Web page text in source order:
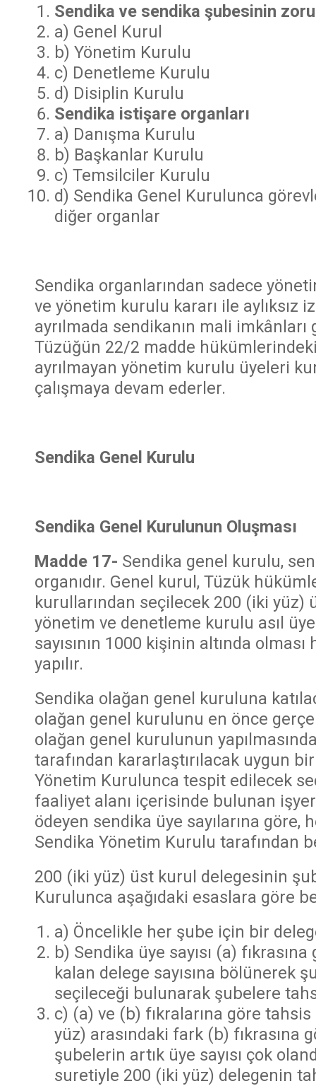
Sendika ve sendika şubesinin
a) Genel Kurul
b) Yönetim Kurulu
c) Denetleme Kurulu
d) Disiplin Kurulu
Sendika istişare organları
a) Danışma Kurulu
b) Başkanlar Kurulu
c) Temsilciler Kurulu
d) Sendika Genel Kurulunca
diğer organlar
Sendika organlarından sadece
ve yönetim kurulu kararı ile aylıksız
ayrılmada sendikanın mali
Tüzüğün 22/2 madde hükümlerindeki
ayrılmayan yönetim kurulu üyeleri
çalışmaya devam ederler.
Sendika Genel Kurulu
Sendika Genel Kurulunun Oluşması
Madde 17- Sendika genel kurulu,
organıdır. Genel kurul, Tüzük
kurullarından seçilecek 200 (iki
yönetim ve denetleme kurulu asıl
sayısının 1000 kişinin altında
yapılır.
Sendika olağan genel kuruluna
olağan genel kurulunu en önce
olağan genel kurulunun
tarafından kararlaştırılacak uygun
Yönetim Kurulunca tespit edilecek
faaliyet alanı içerisinde bulunan
ödeyen sendika üye sayılarına göre,
Sendika Yönetim Kurulu tarafından
200 (iki yüz) üst kurul delegesinin
Kurulunca aşağıdaki esaslara göre
a) Öncelikle her şube için bir
b) Sendika üye sayısı (a)
kalan delege sayısına bölünerek
seçileceği bulunarak şubelere
c) (a) ve (b) fıkralarına göre
yüz) arasındaki fark (b) fıkrasına
şubelerin artık üye sayısı çok
suretiyle 200 (iki yüz) delegenin